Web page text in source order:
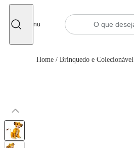
Menu
Home / Brinquedo e Colecionável